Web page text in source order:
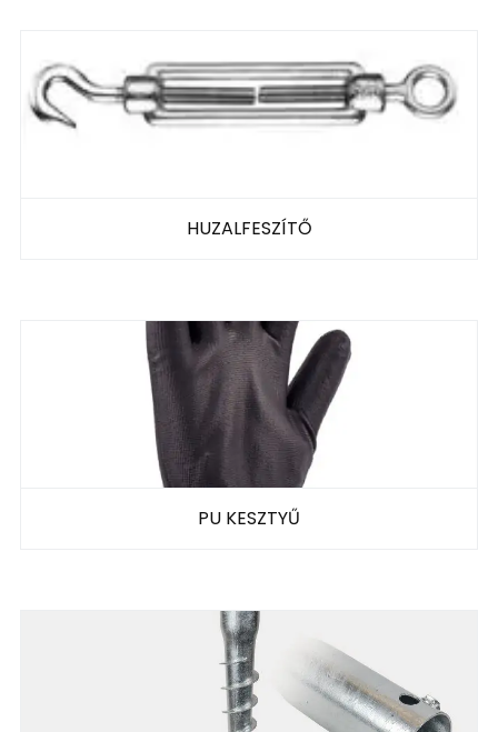
HUZALFESZÍTŐ
PU KESZTYŰ